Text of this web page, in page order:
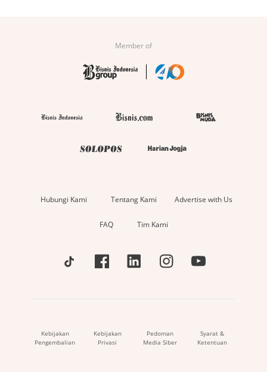
Member of
Hubungi Kami Tentang Kami Advertise with Us
FAQ Tim Kami
Kebijakan
Pengembalian
Kebijakan
Privasi
Pedoman
Media Siber
Syarat &
Ketentuan